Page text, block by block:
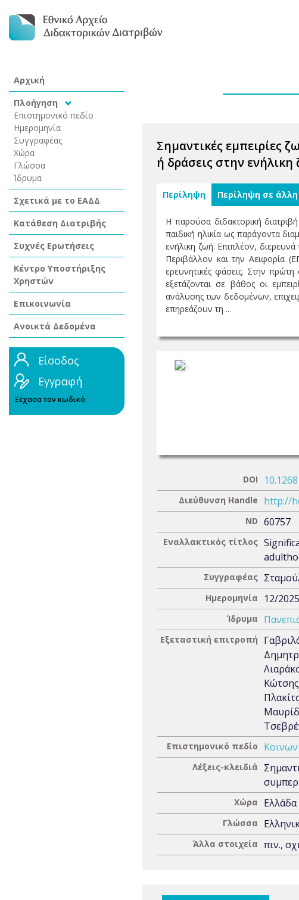
Αρχική
Πλοήγηση
Επιστημονικό πεδίο
Ημερομηνία
Συγγραφέας
Χώρα
Γλώσσα
Ίδρυμα
Σχετικά με το ΕΑΔΔ
Κατάθεση Διατριβής
Συχνές Ερωτήσεις
Κέντρο Υποστήριξης
Χρηστών
Επικοινωνία
Ανοικτά Δεδομένα
Είσοδος
Εγγραφή
Ξέχασα τον κωδικό
Σημαντικές εμπειρίες
ή δράσεις στην ενήλικη
Περίληψη Περίληψη σε
Η παρούσα διδακτορική
παιδική ηλικία ως παράγοντα
ενήλικη ζωή. Επιπλέον,
Περιβάλλον και την Αειφορία
ερευνητικές φάσεις. Στην
εξετάζονται σε βάθος οι
ανάλυσης των δεδομένων,
επηρεάζουν τη ...
DOI
Διεύθυνση Handle http://
ND 60757
Εναλλακτικός τίτλος
Συγγραφέας
Ημερομηνία 12/2025
Ίδρυμα
Εξεταστική επιτροπή
Επιστημονικό πεδίο
Λέξεις-κλειδιά
Χώρα Ελλάδα
Γλώσσα
Άλλα στοιχεία πιν.,